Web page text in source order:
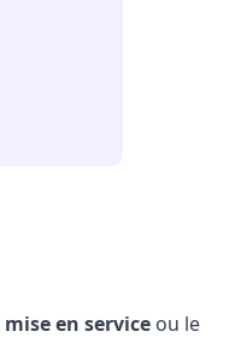
mise en serviceou le